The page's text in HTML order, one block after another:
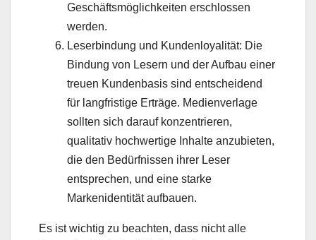
Geschäftsmöglichkeiten erschlossen
werden.
Leserbindung und Kundenloyalität: Die
Bindung von Lesern und der Aufbau einer
treuen Kundenbasis sind entscheidend
für langfristige Erträge. Medienverlage
sollten sich darauf konzentrieren,
qualitativ hochwertige Inhalte anzubieten,
die den Bedürfnissen ihrer Leser
entsprechen, und eine starke
Markenidentität aufbauen.
Es ist wichtig zu beachten, dass nicht alle